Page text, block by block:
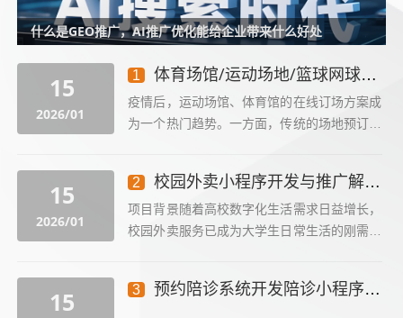
什么是GEO推广，AI推广优化能给企业带来什么好处
15
2026/01
1 体育场馆/运动场地/篮球网球馆预约预订预定系统解决方案
疫情后，运动场馆、体育馆的在线订场方案成
为一个热门趋势。一方面，传统的场地预订高
不仅内部资源管理...
15
2026/01
2 校园外卖小程序开发与推广解决方案
项目背景随着高校数字化生活需求日益增长，
校园外卖服务已成为大学生日常生活的刚需。
点，如配送效率...
15 3 预约陪诊系统开发陪诊小程序开发定制方案